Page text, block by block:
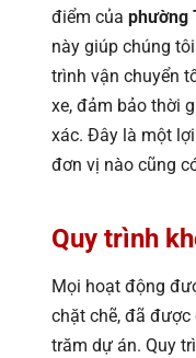
điểm của phường
này giúp chúng
trình vận chuyển
xe, đảm bảo thời
xác. Đây là một
đơn vị nào cũng
Quy trình
Mọi hoạt động
chặt chẽ, đã
trăm dự án. Quy